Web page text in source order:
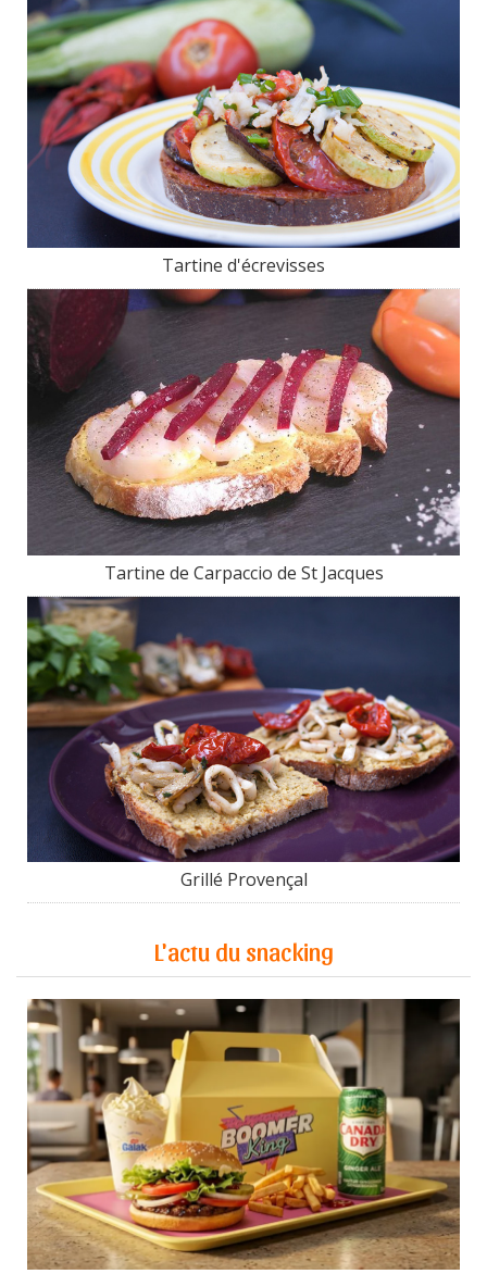
Tartine d'écrevisses
Tartine de Carpaccio de St Jacques
Grillé Provençal
L'actu du snacking